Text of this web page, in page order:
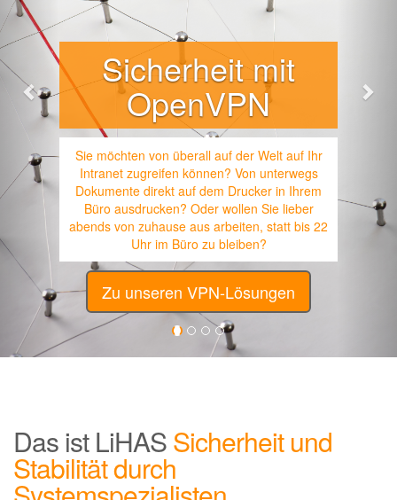
Sicherheit mit
OpenVPN
Sie möchten von überall auf der Welt auf Ihr
Intranet zugreifen können? Von unterwegs
Dokumente direkt auf dem Drucker in Ihrem
Büro ausdrucken? Oder wollen Sie lieber
abends von zuhause aus arbeiten, statt bis 22
Uhr im Büro zu bleiben?
Zu unseren VPN-Lösungen
Das ist LiHASSicherheit und
Stabilität durch